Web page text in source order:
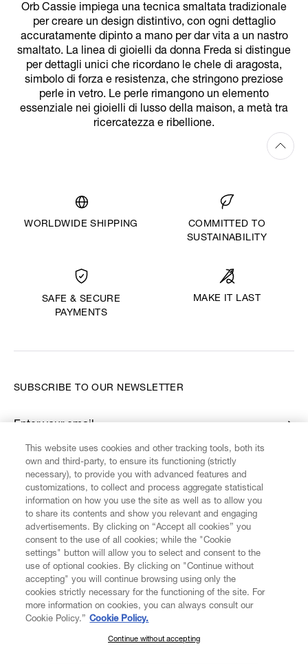
Orb Cassie impiega una tecnica smaltata tradizionale
per creare un design distintivo, con ogni dettaglio
accuratamente dipinto a mano per dar vita a un nastro
smaltato. La linea di gioielli da donna Freda si distingue
per dettagli unici che ricordano le chele di aragosta,
simbolo di forza e resistenza, che stringono preziose
perle in vetro. Le perle rimangono un elemento
essenziale nei gioielli di lusso della maison, a metà tra
ricercatezza e ribellione.
WORLDWIDE SHIPPING
COMMITTED TO
SUSTAINABILITY
SAFE & SECURE
PAYMENTS
MAKE IT LAST
CUSTOMER SERVICE LEGAL DIGITAL POLICY
ABOUT VIVIENNE WESTWOOD
FIND US ON
SUBSCRIBE TO OUR NEWSLETTER
Enter your email
*
SUBSCRIBE TO OUR NEWSLETTER
This website uses cookies and other tracking tools, both its
own and third-party, to ensure its functioning (strictly
necessary), to provide you with advanced features and
customizations, to collect and process aggregate statistical
information on how you use the site as well as to allow you
to share its contents and show you relevant and engaging
advertisements. By clicking on “Accept all cookies” you
consent to the use of all cookies; while the "Cookie
settings" button will allow you to select and consent to the
use of optional cookies. By clicking on "Continue without
accepting" you will continue browsing using only the
cookies strictly necessary for the functioning of the site. For
more information on cookies, you can always consult our
Cookie Policy.” Cookie Policy.
Continue without accepting